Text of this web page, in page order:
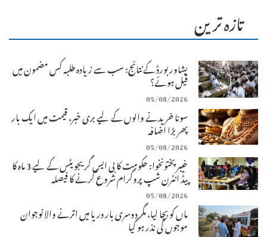
تازہ ترین
پشاور بورڈ کے نتائج: سب سے زیادہ طلبہ کس مضمون میں
فیل ہوئے؟
05/08/2026
سونا خریدنے والوں کے لیے بری خبر، قیمت میں ایک بار
پھر بڑا اضافہ
05/08/2026
خیبرپختونخوا: حکومت کا بی ایس گریجویٹس کے لیے 3 ماہ کا
پیڈ انٹرن شپ پروگرام شروع کرنے کا فیصلہ
05/08/2026
ماں کو بچا لیا، مگر دوسری بار دریا میں اترنے والا نوجوان
موجوں کی نذر ہو گیا